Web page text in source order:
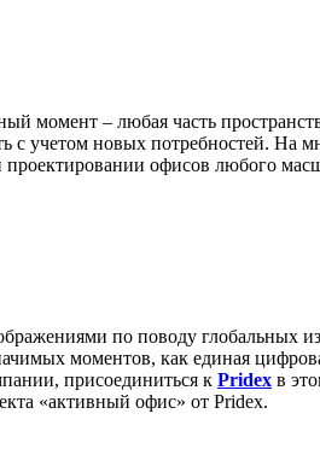
– любая часть
с учетом новых потребностей. На
офисов любого
по поводу глобальных
моментов, как единая
присоединиться к Pridex в
«активный офис» от Pridex.